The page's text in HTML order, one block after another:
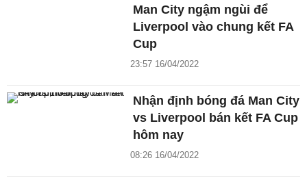
Man City ngậm ngùi để
Liverpool vào chung kết FA
Cup
23:57 16/04/2022
Nhận định bóng đá Man City
vs Liverpool bán kết FA Cup
hôm nay
08:26 16/04/2022